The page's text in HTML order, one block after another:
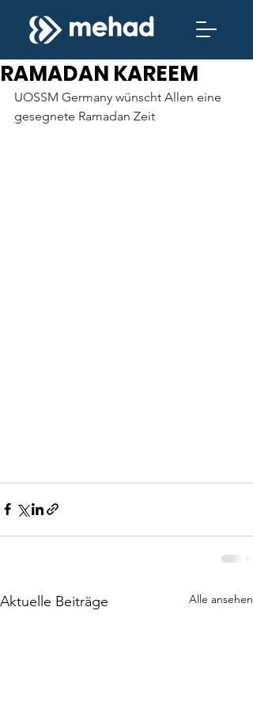
RAMADAN KAREEM
UOSSM Germany wünscht Allen eine
gesegnete Ramadan Zeit
Aktuelle Beiträge Alle ansehen